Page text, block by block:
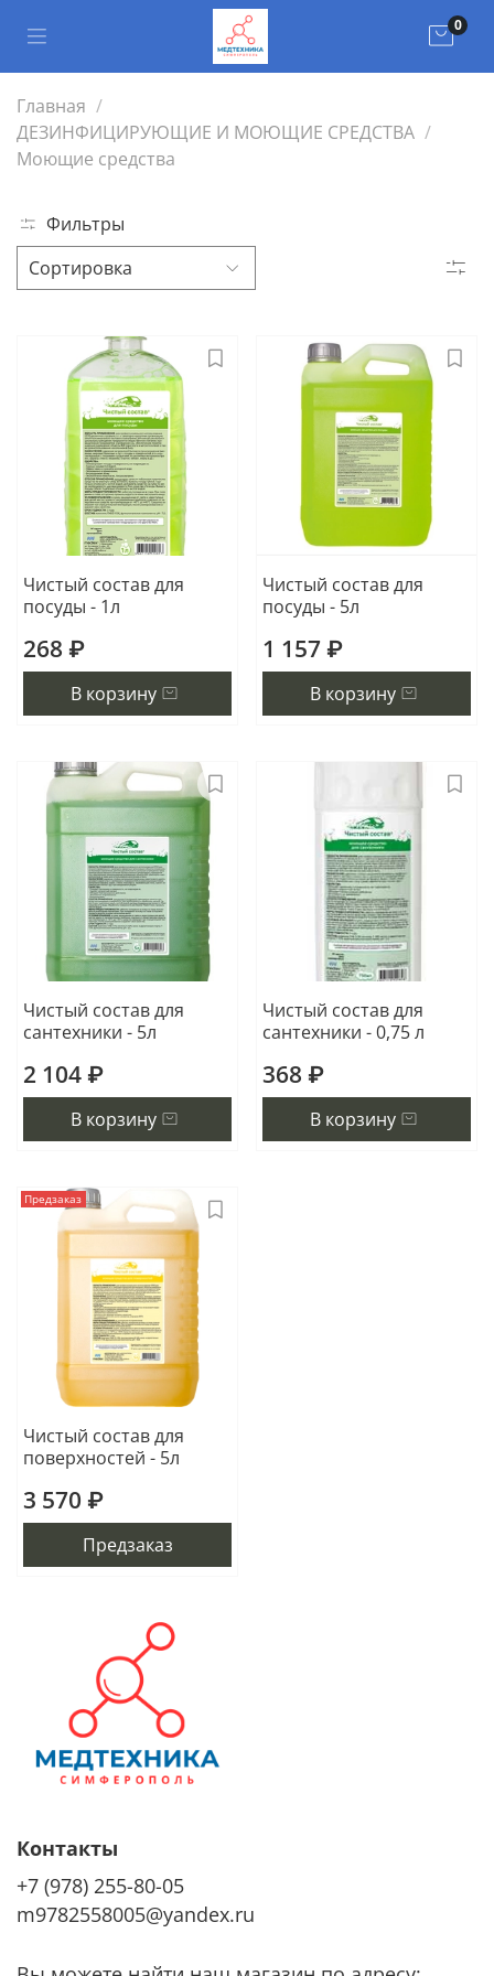
0
Главная
ДЕЗИНФИЦИРУЮЩИЕ И МОЮЩИЕ СРЕДСТВА
Моющие средства
Фильтры
Чистый состав для
посуды - 1л
268 ₽
В корзину
Чистый состав для
посуды - 5л
1 157 ₽
В корзину
Чистый состав для
сантехники - 5л
2 104 ₽
В корзину
Чистый состав для
сантехники - 0,75 л
368 ₽
В корзину
Предзаказ
Чистый состав для
поверхностей - 5л
3 570 ₽
Предзаказ
Контакты
+7 (978) 255-80-05
m9782558005@yandex.ru